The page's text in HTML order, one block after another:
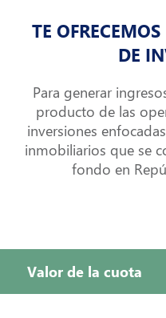
TE
DE
Para generar
producto de las
inversiones
inmobiliarios que se
fondo en